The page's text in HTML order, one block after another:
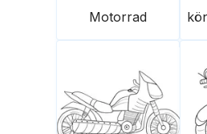
Motorrad